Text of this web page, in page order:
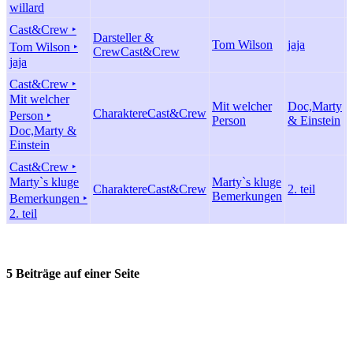
willard
Cast&Crew ‣
Tom Wilson ‣
jaja
Darsteller &
CrewCast&Crew
Tom Wilson jaja
Cast&Crew ‣
Mit welcher
Person ‣
Doc,Marty &
Einstein
CharaktereCast&Crew
Mit welcher
Person
Doc,Marty
& Einstein
Cast&Crew ‣
Marty`s kluge
Bemerkungen ‣
2. teil
CharaktereCast&Crew
Marty`s kluge
Bemerkungen
2. teil
5 Beiträge auf einer Seite